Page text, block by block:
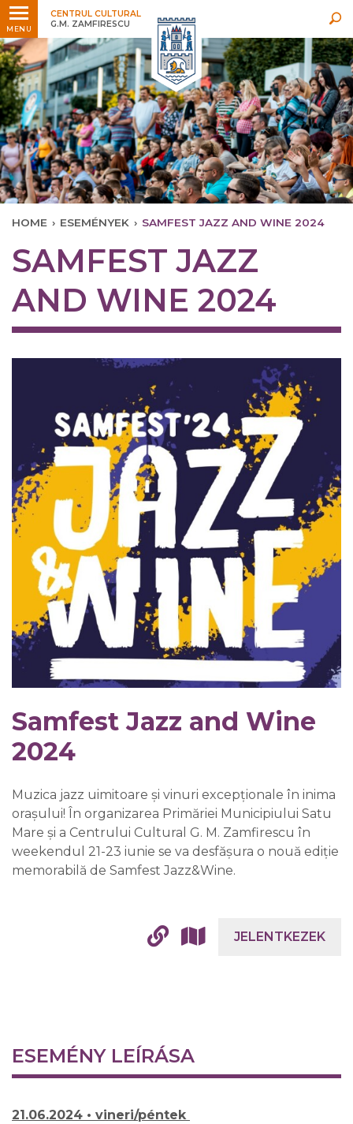
MENU
CENTRUL CULTURAL
G.M. ZAMFIRESCU
Legfrissebb
HOME › ESEMÉNYEK › SAMFEST JAZZ AND WINE 2024
SAMFEST JAZZ
AND WINE 2024
Samfest Jazz and Wine
2024
Muzica jazz uimitoare și vinuri excepționale în inima
orașului! În organizarea Primăriei Municipiului Satu
Mare și a Centrului Cultural G. M. Zamfirescu în
weekendul 21-23 iunie se va desfășura o nouă ediție
memorabilă de Samfest Jazz&Wine.
JELENTKEZEK
ESEMÉNY LEÍRÁSA
21.06.2024 • vineri/péntek